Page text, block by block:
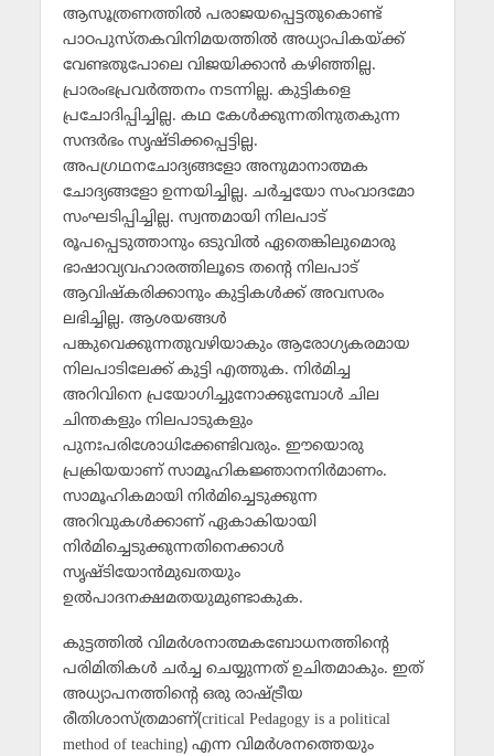
ആസൂത്രണത്തില്‍ പരാജയപ്പെട്ടതുകൊണ്ട്
പാഠപുസ്തകവിനിമയത്തില്‍ അധ്യാപികയ്ക്ക്
വേണ്ടതുപോലെ വിജയിക്കാന്‍ കഴിഞ്ഞില്ല.
പ്രാരംഭപ്രവര്‍ത്തനം നടന്നില്ല. കുട്ടികളെ
പ്രചോദിപ്പിച്ചില്ല. കഥ കേള്‍ക്കുന്നതിനുതകുന്ന
സന്ദര്‍ഭം സൃഷ്ടിക്കപ്പെട്ടില്ല.
അപഗ്രഥനചോദ്യങ്ങളോ അനുമാനാത്മക
ചോദ്യങ്ങളോ ഉന്നയിച്ചില്ല. ചര്‍ച്ചയോ സംവാദമോ
സംഘടിപ്പിച്ചില്ല. സ്വന്തമായി നിലപാട്
രൂപപ്പെടുത്താനും ഒടുവില്‍ ഏതെങ്കിലുമൊരു
ഭാഷാവ്യവഹാരത്തിലൂടെ തന്റെ നിലപാട്
ആവിഷ്‌കരിക്കാനും കുട്ടികള്‍ക്ക് അവസരം
ലഭിച്ചില്ല. ആശയങ്ങള്‍
പങ്കുവെക്കുന്നതുവഴിയാകും ആരോഗ്യകരമായ
നിലപാടിലേക്ക് കുട്ടി എത്തുക. നിര്‍മിച്ച
അറിവിനെ പ്രയോഗിച്ചുനോക്കുമ്പോള്‍ ചില
ചിന്തകളും നിലപാടുകളും
പുനഃപരിശോധിക്കേണ്ടിവരും. ഈയൊരു
പ്രക്രിയയാണ് സാമൂഹികജ്ഞാനനിര്‍മാണം.
സാമൂഹികമായി നിര്‍മിച്ചെടുക്കുന്ന
അറിവുകള്‍ക്കാണ് ഏകാകിയായി
നിര്‍മിച്ചെടുക്കുന്നതിനെക്കാള്‍
സൃഷ്ടിയോന്‍മുഖതയും
ഉല്‍പാദനക്ഷമതയുമുണ്ടാകുക.
കുട്ടത്തില്‍ വിമര്‍ശനാത്മകബോധനത്തിന്റെ
പരിമിതികള്‍ ചര്‍ച്ച ചെയ്യുന്നത് ഉചിതമാകും. ഇത്
അധ്യാപനത്തിന്റെ ഒരു രാഷ്ട്രീയ
രീതിശാസ്ത്രമാണ്(critical Pedagogy is a political
method of teaching) എന്ന വിമര്‍ശനത്തെയും